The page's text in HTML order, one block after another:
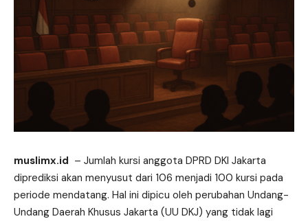
muslimx.id – Jumlah kursi anggota DPRD DKI Jakarta
diprediksi akan menyusut dari 106 menjadi 100 kursi pada
periode mendatang. Hal ini dipicu oleh perubahan Undang-
Undang Daerah Khusus Jakarta (UU DKJ) yang tidak lagi